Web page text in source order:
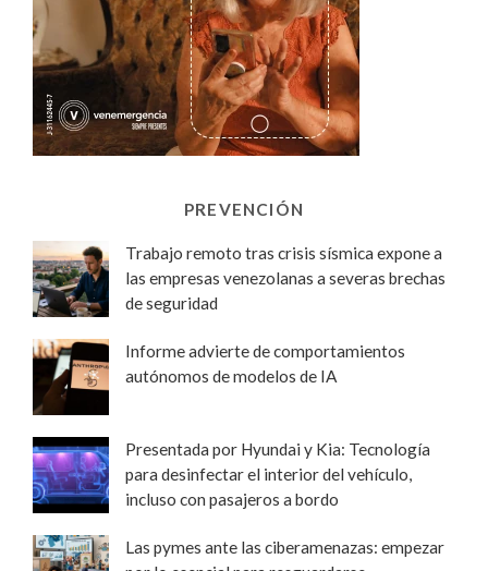
PREVENCIÓN
Trabajo remoto tras crisis sísmica expone a
las empresas venezolanas a severas brechas
de seguridad
Informe advierte de comportamientos
autónomos de modelos de IA
Presentada por Hyundai y Kia: Tecnología
para desinfectar el interior del vehículo,
incluso con pasajeros a bordo
Las pymes ante las ciberamenazas: empezar